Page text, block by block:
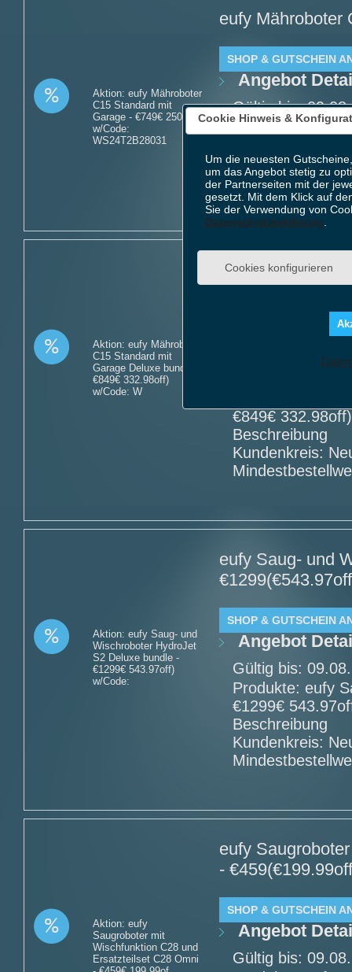
Aktion: eufy Mähroboter
C15 Standard mit
Garage - €749€ 250off)
w/Code:
WS24T2B28031
eufy Mähroboter
SHOP & GUTSCHEIN
Angebot
Gültig bis:
Produkte: eufy
Kundenkreis:
Aktion: eufy Mähroboter
C15 Standard mit
Garage Deluxe bundle -
€849€ 332.98off)
w/Code: W
eufy
SHOP & GUTSCHEIN
€849€
Beschreibung
Kundenkreis:
Aktion: eufy Saug- und
Wischroboter HydroJet
S2 Deluxe bundle -
€1299€ 543.97off)
w/Code:
eufy Saug- und
SHOP & GUTSCHEIN
Angebot
Gültig bis:
Produkte: eufy
€1299€
Beschreibung
Kundenkreis:
Aktion: eufy
Saugroboter mit
Wischfunktion C28 und
Ersatzteilset C28 Omni
eufy
-
SHOP & GUTSCHEIN
Angebot
Gültig bis:
Cookie Hinweis &
Um die neuesten
um das Angebot stetig zu
der Partnerseiten mit der
gesetzt. Mit dem Klick auf
Sie der Verwendung von
Datenschutzerklärung
Cookies konfigurieren